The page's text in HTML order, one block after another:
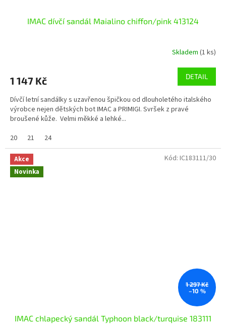
IMAC dívčí sandál Maialino chiffon/pink 413124
Skladem (1 ks)
1 147 Kč DETAIL
Dívčí letní sandálky s uzavřenou špičkou od dlouholetého italského
výrobce nejen dětských bot IMAC a PRIMIGI. Svršek z pravé
broušené kůže. Velmi měkké a lehké...
20
21 24
Akce
Novinka
1 297 Kč
–10 %
IMAC chlapecký sandál Typhoon black/turquise 183111
Kód: IC183111/30